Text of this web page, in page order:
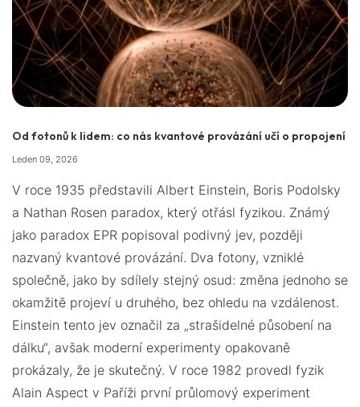
Od fotonů k lidem: co nás kvantové provázání učí o propojení
Leden 09, 2026
V roce 1935 představili Albert Einstein, Boris Podolsky
a Nathan Rosen paradox, který otřásl fyzikou. Známý
jako paradox EPR popisoval podivný jev, později
nazvaný kvantové provázání. Dva fotony, vzniklé
společně, jako by sdílely stejný osud: změna jednoho se
okamžitě projeví u druhého, bez ohledu na vzdálenost.
Einstein tento jev označil za „strašidelné působení na
dálku“, avšak moderní experimenty opakovaně
prokázaly, že je skutečný. V roce 1982 provedl fyzik
Alain Aspect v Paříži první průlomový experiment